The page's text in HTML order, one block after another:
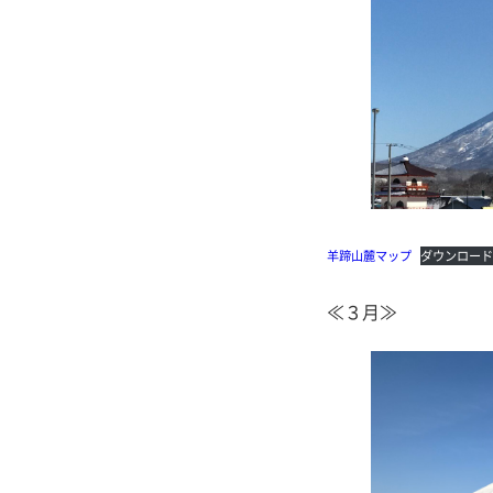
羊蹄山麓マップ ダウンロード
≪３月≫